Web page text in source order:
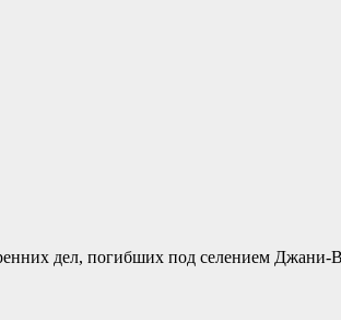
дел, погибших под селением